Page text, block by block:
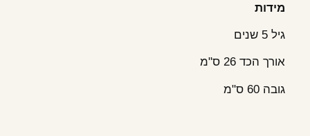
מידות
גיל 5 שנים
אורך הכד 26 ס"מ
גובה 60 ס"מ